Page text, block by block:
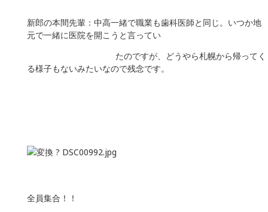
新郎の本間先輩：中高一緒で職業も歯科医師と同じ。いつか地
元で一緒に医院を開こうと言ってい
たのですが、どうやら札幌から帰ってく
る様子もないみたいなので残念です。
全員集合！！